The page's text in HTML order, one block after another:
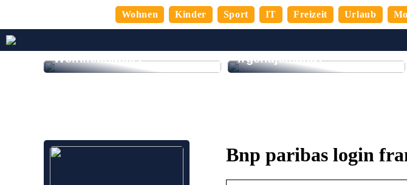
Wohnen Kinder Sport IT Freizeit Urlaub
Weinliebhaber?
irgendjemand?
Bnp paribas login